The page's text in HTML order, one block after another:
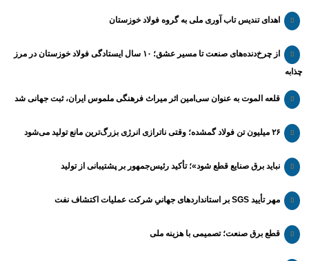
اهدای تندیس تاب آوری ملی به گروه فولاد خوزستان
از چرخ‌دنده‌های صنعت تا مسیر عشق؛ ۱۰ سال ایستادگی فولاد خوزستان در مرز
چذابه
قلعه الموت به عنوان سی‌امین اثر میراث‌ فرهنگی ملموس ایران، ثبت جهانی شد
۲۶ میلیون تن فولاد گمشده؛ وقتی ناترازی انرژی بزرگ‌ترین مانع تولید می‌شود
نباید برق صنایع قطع شود»؛ تأکید رئیس‌جمهور بر پشتیبانی از تولید
مهر تأیید SGS بر استانداردهای جهانیِ شرکت عملیات اکتشاف نفت
قطع برق صنعت؛ تصمیمی با هزینه ملی